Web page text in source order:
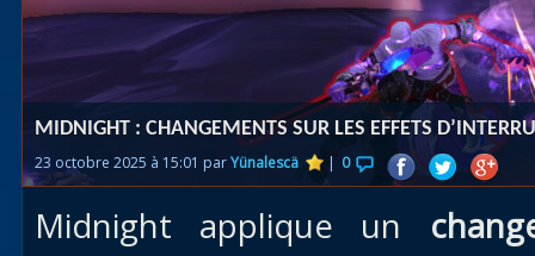
Races
alliées
des îles
MIDNIGHT : CHANGEMENTS SUR LES EFFETS
23 octobre 2025 à 15:01 parYünalescä | 0
Midnight applique un